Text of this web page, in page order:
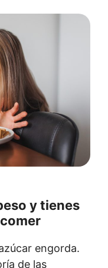
y tienes
engorda.
de las